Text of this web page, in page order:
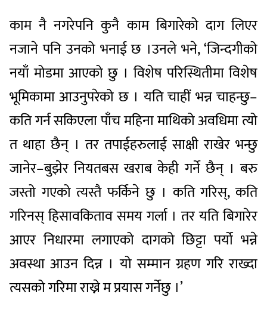
काम नै नगरेपनि कुनै काम बिगारेको दाग लिएर
नजाने पनि उनको भनाई छ ।उनले भने, ‘जिन्दगीको
नयाँ मोडमा आएको छु । विशेष परिस्थितीमा विशेष
भूमिकामा आउनुपरेको छ । यति चाहीं भन्न चाहन्छु–
कति गर्न सकिएला पाँच महिना माथिको अवधिमा त्यो
त थाहा छैन् । तर तपाईहरुलाई साक्षी राखेर भन्छु
जानेर–बुझेर नियतबस खराब केही गर्ने छैन् । बरु
जस्तो गएको त्यस्तै फर्किने छु । कति गरिस्, कति
गरिनस् हिसावकिताव समय गर्ला । तर यति बिगारेर
आएर निधारमा लगाएको दागको छिट्टा पर्यो भन्ने
अवस्था आउन दिन्न । यो सम्मान ग्रहण गरि राख्दा
त्यसको गरिमा राख्ने म प्रयास गर्नेछु ।’